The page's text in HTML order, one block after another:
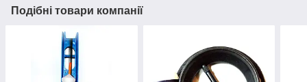
Подібні товари компанії